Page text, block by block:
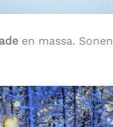
en massa. Sonen